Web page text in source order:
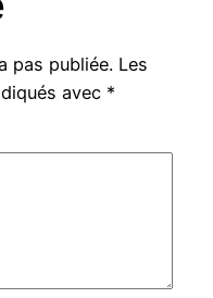
pas publiée. Les
avec *